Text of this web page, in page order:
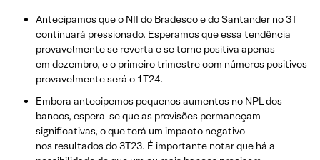
Antecipamos que o NII do Bradesco e do Santander no 3T
continuará pressionado. Esperamos que essa tendência
provavelmente se reverta e se torne positiva apenas
em dezembro, e o primeiro trimestre com números positivos
provavelmente será o 1T24.
Embora antecipemos pequenos aumentos no NPL dos
bancos, espera-se que as provisões permaneçam
significativas, o que terá um impacto negativo
nos resultados do 3T23. É importante notar que há a